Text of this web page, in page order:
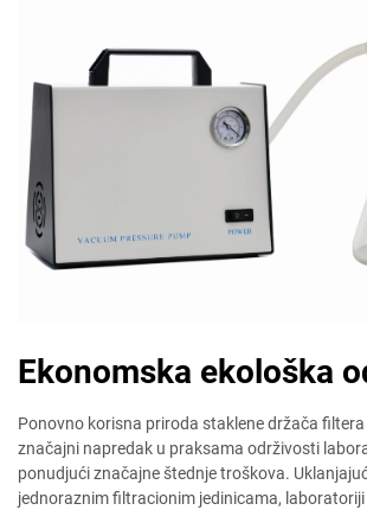
Ekonomska ekološka
Ponovno korisna priroda staklene držača
značajni napredak u praksama održivosti
ponudjući značajne štednje troškova.
jednoraznim filtracionim jedinicama,